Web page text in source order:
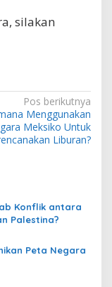
silakan
Pos berikutnya
Menggunakan
Meksiko Untuk
Liburan?
Konflik antara
Palestina?
Peta Negara